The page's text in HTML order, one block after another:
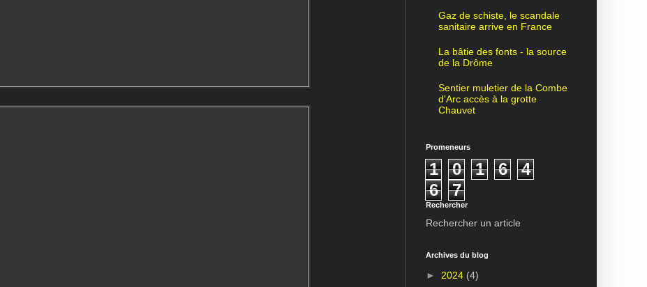
Gaz de schiste, le scandale
sanitaire arrive en France
La bâtie des fonts - la source
de la Drôme
Sentier muletier de la Combe
d'Arc accès à la grotte
Chauvet
Promeneurs
1 0 1 6
4
6
7
Rechercher
Rechercher un article
Archives du blog
► 2024 (4)